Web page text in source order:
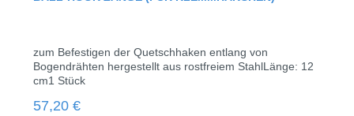
zum Befestigen der Quetschhaken entlang von
Bogendrähten hergestellt aus rostfreiem StahlLänge: 12
cm1 Stück
Regulärer Preis:
57,20 €